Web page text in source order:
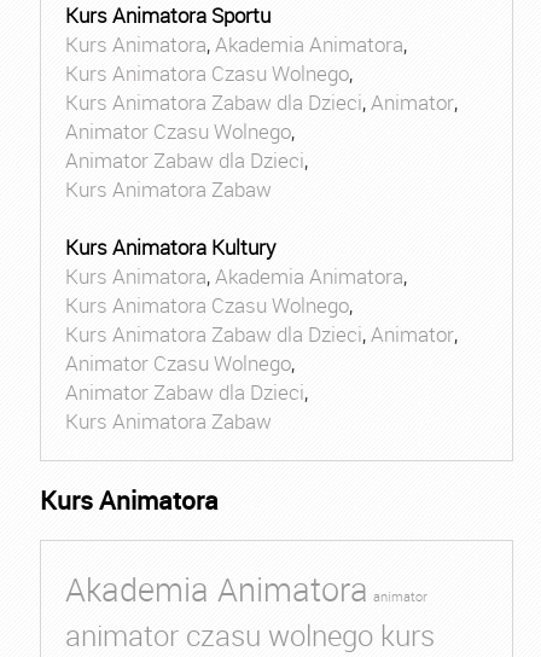
Kurs Animatora Sportu
Kurs Animatora,Akademia Animatora,
Kurs Animatora Czasu Wolnego,
Kurs Animatora Zabaw dla Dzieci,Animator,
Animator Czasu Wolnego,
Animator Zabaw dla Dzieci,
Kurs Animatora Zabaw
Kurs Animatora Kultury
Kurs Animatora,Akademia Animatora,
Kurs Animatora Czasu Wolnego,
Kurs Animatora Zabaw dla Dzieci,Animator,
Animator Czasu Wolnego,
Animator Zabaw dla Dzieci,
Kurs Animatora Zabaw
Kurs Animatora
Akademia Animatora animator
animator czasu wolnego kurs